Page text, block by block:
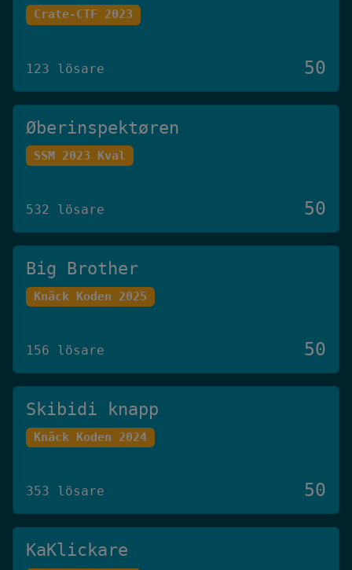
Crate-CTF 2023
123 lösare 50
Øberinspektøren
SSM 2023 Kval
532 lösare 50
Big Brother
Knäck Koden 2025
156 lösare 50
Skibidi knapp
Knäck Koden 2024
353 lösare 50
KaKlickare